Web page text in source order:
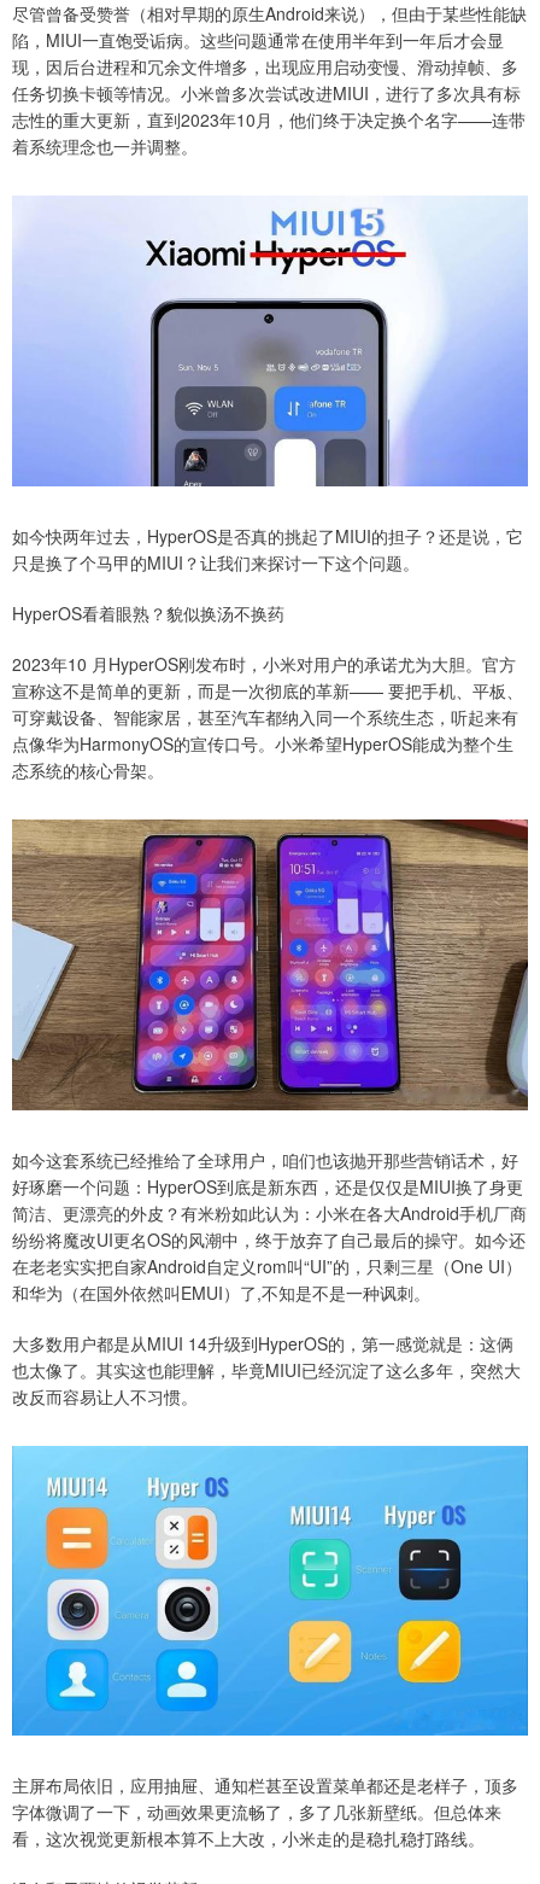
尽管曾备受赞誉（相对早期的原生Android来说），但由于某些性能缺
陷，MIUI一直饱受诟病。这些问题通常在使用半年到一年后才会显
现，因后台进程和冗余文件增多，出现应用启动变慢、滑动掉帧、多
任务切换卡顿等情况。小米曾多次尝试改进MIUI，进行了多次具有标
志性的重大更新，直到2023年10月，他们终于决定换个名字——连带
着系统理念也一并调整。
如今快两年过去，HyperOS是否真的挑起了MIUI的担子？还是说，它
只是换了个马甲的MIUI？让我们来探讨一下这个问题。
HyperOS看着眼熟？貌似换汤不换药
2023年10 月HyperOS刚发布时，小米对用户的承诺尤为大胆。官方
宣称这不是简单的更新，而是一次彻底的革新—— 要把手机、平板、
可穿戴设备、智能家居，甚至汽车都纳入同一个系统生态，听起来有
点像华为HarmonyOS的宣传口号。小米希望HyperOS能成为整个生
态系统的核心骨架。
如今这套系统已经推给了全球用户，咱们也该抛开那些营销话术，好
好琢磨一个问题：HyperOS到底是新东西，还是仅仅是MIUI换了身更
简洁、更漂亮的外皮？有米粉如此认为：小米在各大Android手机厂商
纷纷将魔改UI更名OS的风潮中，终于放弃了自己最后的操守。如今还
在老老实实把自家Android自定义rom叫“UI”的，只剩三星（One UI）
和华为（在国外依然叫EMUI）了,不知是不是一种讽刺。
大多数用户都是从MIUI 14升级到HyperOS的，第一感觉就是：这俩
也太像了。其实这也能理解，毕竟MIUI已经沉淀了这么多年，突然大
改反而容易让人不习惯。
主屏布局依旧，应用抽屉、通知栏甚至设置菜单都还是老样子，顶多
字体微调了一下，动画效果更流畅了，多了几张新壁纸。但总体来
看，这次视觉更新根本算不上大改，小米走的是稳扎稳打路线。